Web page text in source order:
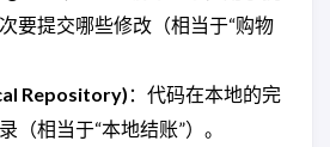
要提交哪些修改（相当于“购物
Repository) ：代码在本地的完
（相当于“本地结账”）。